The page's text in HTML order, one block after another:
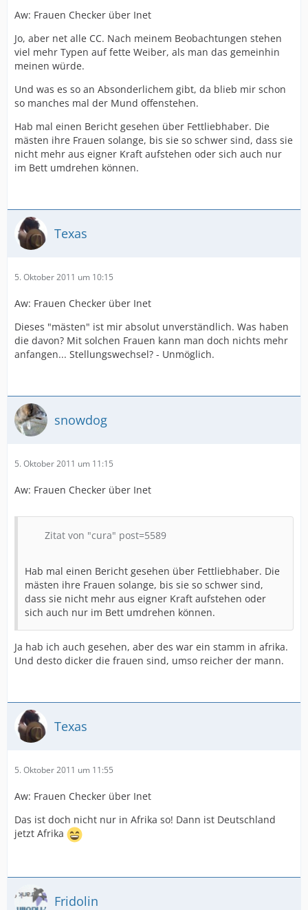
Aw: Frauen Checker über Inet
Jo, aber net alle CC. Nach meinem Beobachtungen stehen
viel mehr Typen auf fette Weiber, als man das gemeinhin
meinen würde.
Und was es so an Absonderlichem gibt, da blieb mir schon
so manches mal der Mund offenstehen.
Hab mal einen Bericht gesehen über Fettliebhaber. Die
mästen ihre Frauen solange, bis sie so schwer sind, dass sie
nicht mehr aus eigner Kraft aufstehen oder sich auch nur
im Bett umdrehen können.
Texas
5. Oktober 2011 um 10:15
Aw: Frauen Checker über Inet
Dieses "mästen" ist mir absolut unverständlich. Was haben
die davon? Mit solchen Frauen kann man doch nichts mehr
anfangen... Stellungswechsel? - Unmöglich.
snowdog
5. Oktober 2011 um 11:15
Aw: Frauen Checker über Inet
Zitat von "cura" post=5589
Hab mal einen Bericht gesehen über Fettliebhaber. Die
mästen ihre Frauen solange, bis sie so schwer sind,
dass sie nicht mehr aus eigner Kraft aufstehen oder
sich auch nur im Bett umdrehen können.
Ja hab ich auch gesehen, aber des war ein stamm in afrika.
Und desto dicker die frauen sind, umso reicher der mann.
Texas
5. Oktober 2011 um 11:55
Aw: Frauen Checker über Inet
Das ist doch nicht nur in Afrika so! Dann ist Deutschland
jetzt Afrika
Fridolin